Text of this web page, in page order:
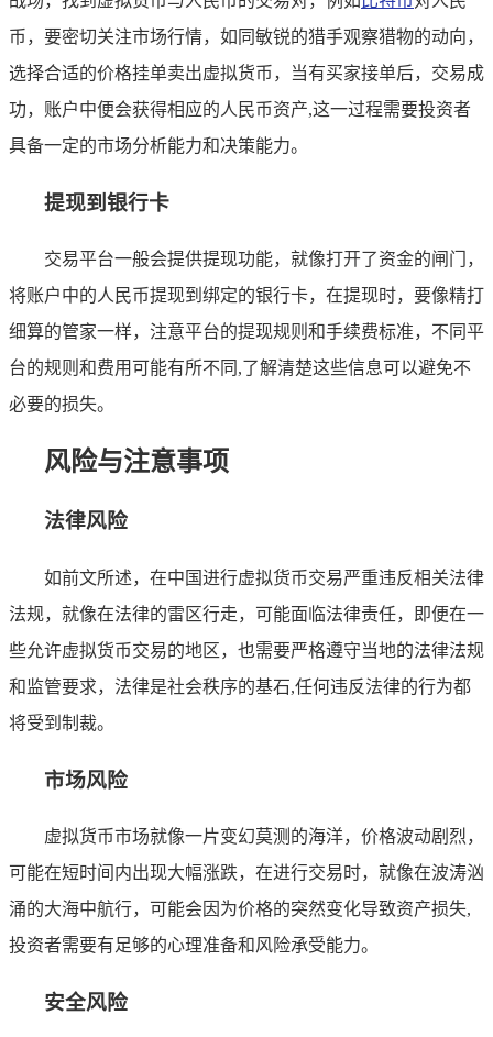
币，要密切关注市场行情，如同敏锐的猎手观察猎物的动向，
选择合适的价格挂单卖出虚拟货币，当有买家接单后，交易成
功，账户中便会获得相应的人民币资产,这一过程需要投资者
具备一定的市场分析能力和决策能力。
提现到银行卡
交易平台一般会提供提现功能，就像打开了资金的闸门，
将账户中的人民币提现到绑定的银行卡，在提现时，要像精打
细算的管家一样，注意平台的提现规则和手续费标准，不同平
台的规则和费用可能有所不同,了解清楚这些信息可以避免不
必要的损失。
风险与注意事项
法律风险
如前文所述，在中国进行虚拟货币交易严重违反相关法律
法规，就像在法律的雷区行走，可能面临法律责任，即便在一
些允许虚拟货币交易的地区，也需要严格遵守当地的法律法规
和监管要求，法律是社会秩序的基石,任何违反法律的行为都
将受到制裁。
市场风险
虚拟货币市场就像一片变幻莫测的海洋，价格波动剧烈，
可能在短时间内出现大幅涨跌，在进行交易时，就像在波涛汹
涌的大海中航行，可能会因为价格的突然变化导致资产损失,
投资者需要有足够的心理准备和风险承受能力。
安全风险